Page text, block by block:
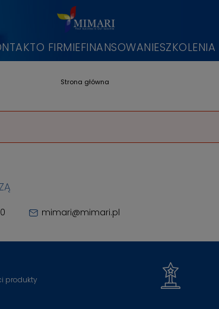
O FIRMIEFINANSOWANIESZKOLENIA
Strona główna
mimari@mimari.pl
produkty